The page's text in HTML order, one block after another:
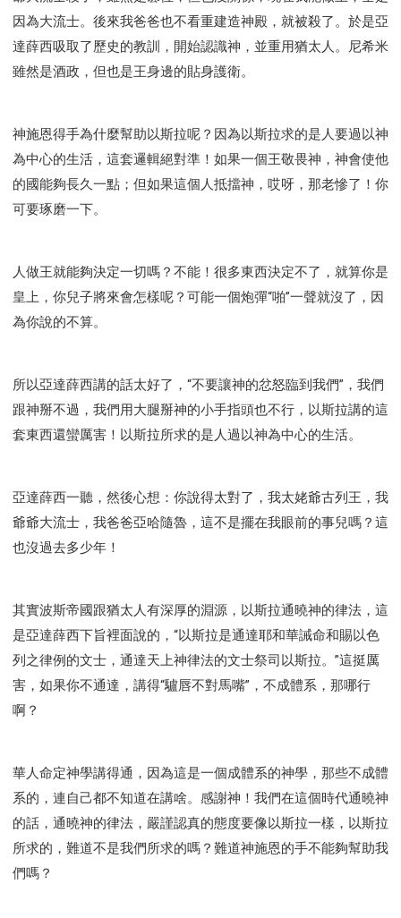
因為大流士。後來我爸爸也不看重建造神殿，就被殺了。於是亞
達薛西吸取了歷史的教訓，開始認識神，並重用猶太人。尼希米
雖然是酒政，但也是王身邊的貼身護衛。
神施恩得手為什麼幫助以斯拉呢？因為以斯拉求的是人要過以神
為中心的生活，這套邏輯絕對準！如果一個王敬畏神，神會使他
的國能夠長久一點；但如果這個人抵擋神，哎呀，那老慘了！你
可要琢磨一下。
人做王就能夠決定一切嗎？不能！很多東西決定不了，就算你是
皇上，你兒子將來會怎樣呢？可能一個炮彈“啪”一聲就沒了，因
為你說的不算。
所以亞達薛西講的話太好了，“不要讓神的忿怒臨到我們”，我們
跟神掰不過，我們用大腿掰神的小手指頭也不行，以斯拉講的這
套東西還蠻厲害！以斯拉所求的是人過以神為中心的生活。
亞達薛西一聽，然後心想：你說得太對了，我太姥爺古列王，我
爺爺大流士，我爸爸亞哈隨魯，這不是擺在我眼前的事兒嗎？這
也沒過去多少年！
其實波斯帝國跟猶太人有深厚的淵源，以斯拉通曉神的律法，這
是亞達薛西下旨裡面說的，“以斯拉是通達耶和華誡命和賜以色
列之律例的文士，通達天上神律法的文士祭司以斯拉。”這挺厲
害，如果你不通達，講得“驢唇不對馬嘴”，不成體系，那哪行
啊？
華人命定神學講得通，因為這是一個成體系的神學，那些不成體
系的，連自己都不知道在講啥。感謝神！我們在這個時代通曉神
的話，通曉神的律法，嚴謹認真的態度要像以斯拉一樣，以斯拉
所求的，難道不是我們所求的嗎？難道神施恩的手不能夠幫助我
們嗎？